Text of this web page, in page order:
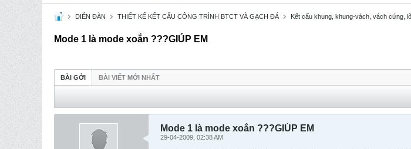
DIỄN ĐÀN THIẾT KẾ KẾT CẤU CÔNG TRÌNH BTCT VÀ GẠCH ĐÁ Kết cấu khung, khung-vách, vách cứng,
Mode 1 là mode xoắn ???GIÚP EM
BÀI GỞI BÀI VIẾT MỚI NHẤT
Mode 1 là mode xoắn ???GIÚP EM
29-04-2009, 02:38 AM